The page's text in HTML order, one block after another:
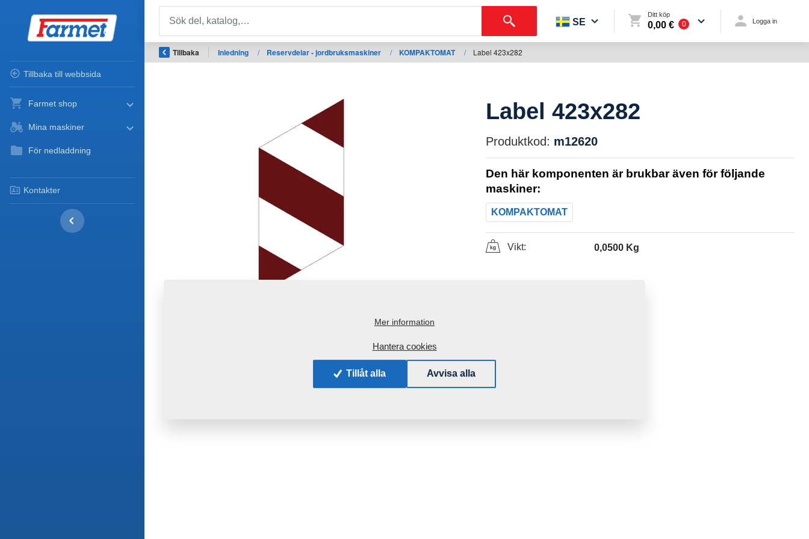
Tillbaka till webbsida
Farmet shop
Mina maskiner
För nedladdning
Kontakter
SE
Ditt köp
0,00 € 0 Logga in
Tillbaka Inledning / Reservdelar - jordbruksmaskiner / KOMPAKTOMAT / Label 423x282
Label 423x282
Produktkod: m12620
Den här komponenten är brukbar även för följande
maskiner:
KOMPAKTOMAT
Vikt: 0,0500 Kg
Mer information
Hantera cookies
Tillåt alla Avvisa alla